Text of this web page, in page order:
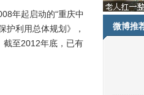
年起启动的“重庆中
护利用总体规划》，
截至2012年底，已有
微博推